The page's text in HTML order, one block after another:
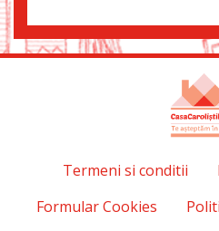
Termeni si conditii
Formular Cookies